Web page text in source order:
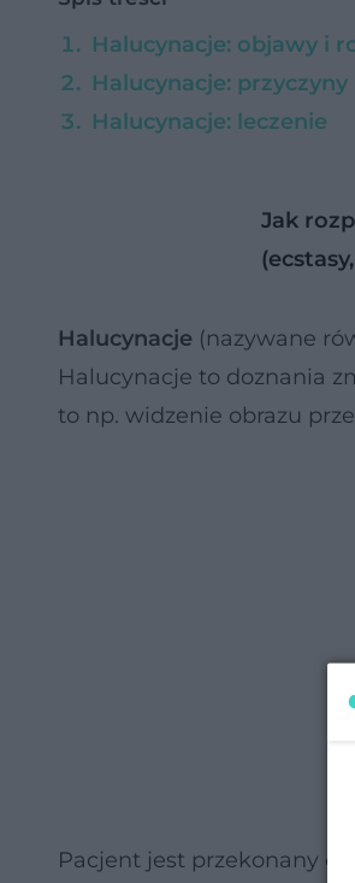
Halucynacje: objawy i
Halucynacje: przyczyny
Halucynacje: leczenie
Jak
Halucynacje (nazywane
Halucynacje to doznania
to np. widzenie obrazu
Pacjent jest przekonany o